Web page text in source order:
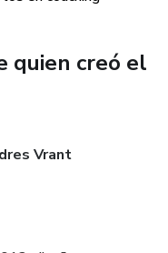
su nicho de mercado
su autenticidad y
descubrirán cómo
para asegurarse
y alineadas
quien creó el
Vrant